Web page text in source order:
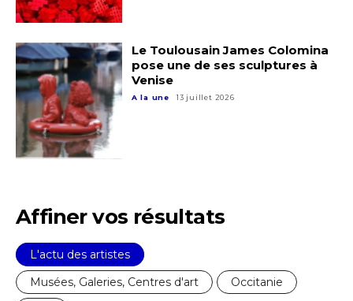
J'accepte lestermes et conditions
* Champ obligatoire
Statut / Organisation
J'accepte les
Le Toulousain James Colomina
pose une de ses sculptures à
Venise
A la une 13 juillet 2026
Affiner vos résultats
L'actu des artistes
Musées, Galeries, Centres d'art
Occitanie